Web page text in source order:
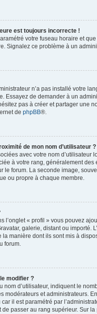
est toujours incorrecte !
votre fuseau horaire et
Signalez ce problème à un
n’a pas installé votre
Essayez de demander à un
pas à créer et partager une
de phpBB®.
de mon nom d’utilisateur ?
avec votre nom d’utilisateur
à votre rang, généralement
le forum. La seconde image,
ou propre à chaque membre.
l’onglet « profil » vous pouvez
galerie, distant ou importé.
manière dont ils sont mis à
forum.
modifier ?
nom d’utilisateur, indiquent le
modérateurs et administrateurs.
il est paramétré par
passer au rang supérieur. Sur